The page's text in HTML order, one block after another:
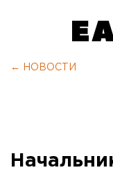
← НОВОСТИ